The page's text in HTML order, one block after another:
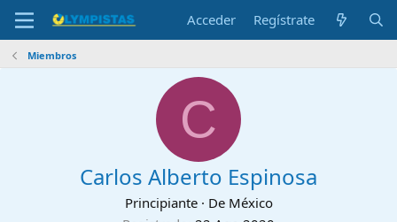
Acceder Regístrate
Miembros
C
Carlos Alberto Espinosa
Principiante · De México